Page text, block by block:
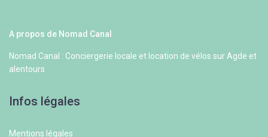
A propos de Nomad Canal
Nomad Canal : Conciergerie locale et location de vélos sur Agde et
alentours
Infos légales
Mentions légales